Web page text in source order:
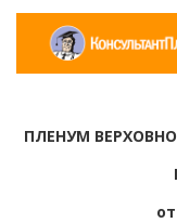
ПЛЕНУМ